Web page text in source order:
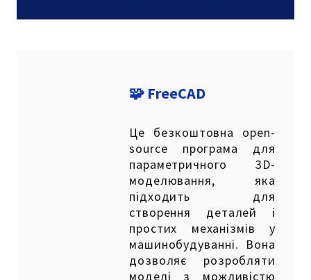
🧩 FreeCAD
Це безкоштовна open-
source програма для
параметричного 3D-
моделювання, яка
підходить для
створення деталей і
простих механізмів у
машинобудуванні. Вона
дозволяє розробляти
моделі з можливістю